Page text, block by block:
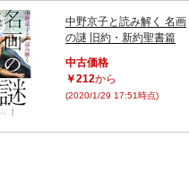
中野京子と読み解く 名画
の謎 旧約・新約聖書篇
中古価格
￥212から
(2020/1/29 17:51時点)